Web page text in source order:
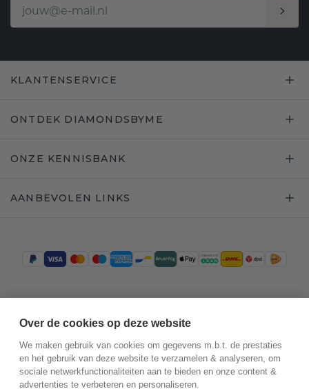
KLANTENSERVICE
ONTDEK DIAMONDSBYME
ONZE KENNISBANK
AANBEVOLEN LINKS
Over de cookies op deze website
We maken gebruik van cookies om gegevens m.b.t. de prestaties
en het gebruik van deze website te verzamelen & analyseren, om
sociale netwerkfunctionaliteiten aan te bieden en onze content &
advertenties te verbeteren en personaliseren.